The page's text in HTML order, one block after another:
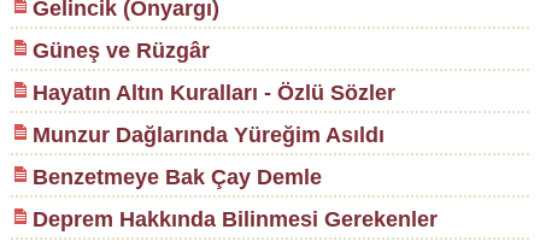
Gelincik (Önyargı)
Güneş ve Rüzgâr
Hayatın Altın Kuralları - Özlü Sözler
Munzur Dağlarında Yüreğim Asıldı
Benzetmeye Bak Çay Demle
Deprem Hakkında Bilinmesi Gerekenler